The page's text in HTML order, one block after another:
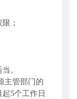
；
。
主管部门的
5个工作日